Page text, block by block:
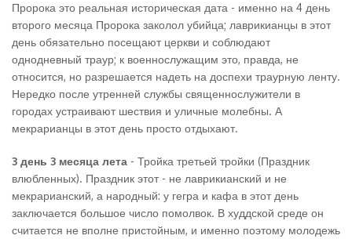
Пророка это реальная историческая дата - именно на 4 день
второго месяца Пророка заколол убийца; лаврикианцы в этот
день обязательно посещают церкви и соблюдают
однодневный траур; к военнослужащим это, правда, не
относится, но разрешается надеть на доспехи траурную ленту.
Нередко после утренней службы священнослужители в
городах устраивают шествия и уличные молебны. А
мекрарианцы в этот день просто отдыхают.
3 день 3 месяца лета - Тройка третьей тройки (Праздник
влюбленных). Праздник этот - не лаврикианский и не
мекрарианский, а народный: у гегра и кафа в этот день
заключается большое число помолвок. В худдской среде он
считается не вполне пристойным, и именно поэтому молодежь